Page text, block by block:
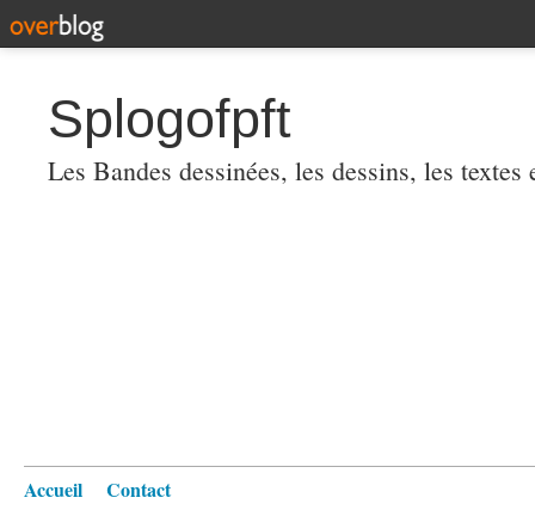
Splogofpft
Les Bandes dessinées, les dessins, les
Accueil Contact